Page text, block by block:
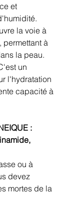
et
la voie à
permettant à
la peau.
un
l'hydratation
capacité à
:
ou à
devez
mortes de la